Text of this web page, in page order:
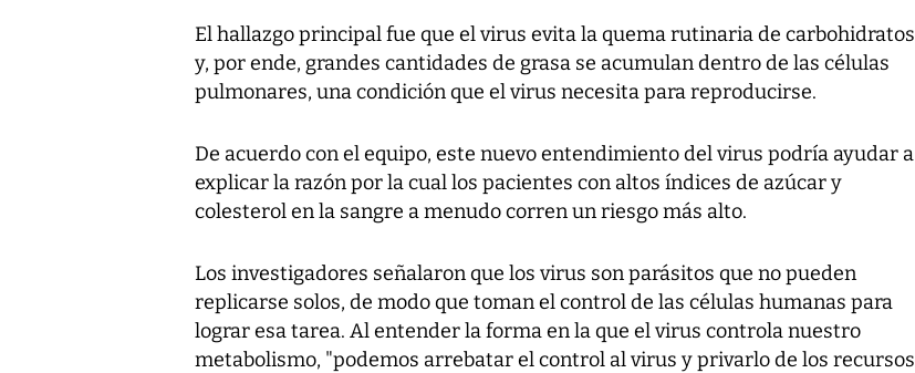
El hallazgo principal fue que el virus evita la quema rutinaria de carbohidratos
y, por ende, grandes cantidades de grasa se acumulan dentro de las células
pulmonares, una condición que el virus necesita para reproducirse.
De acuerdo con el equipo, este nuevo entendimiento del virus podría ayudar a
explicar la razón por la cual los pacientes con altos índices de azúcar y
colesterol en la sangre a menudo corren un riesgo más alto.
Los investigadores señalaron que los virus son parásitos que no pueden
replicarse solos, de modo que toman el control de las células humanas para
lograr esa tarea. Al entender la forma en la que el virus controla nuestro
metabolismo, "podemos arrebatar el control al virus y privarlo de los recursos